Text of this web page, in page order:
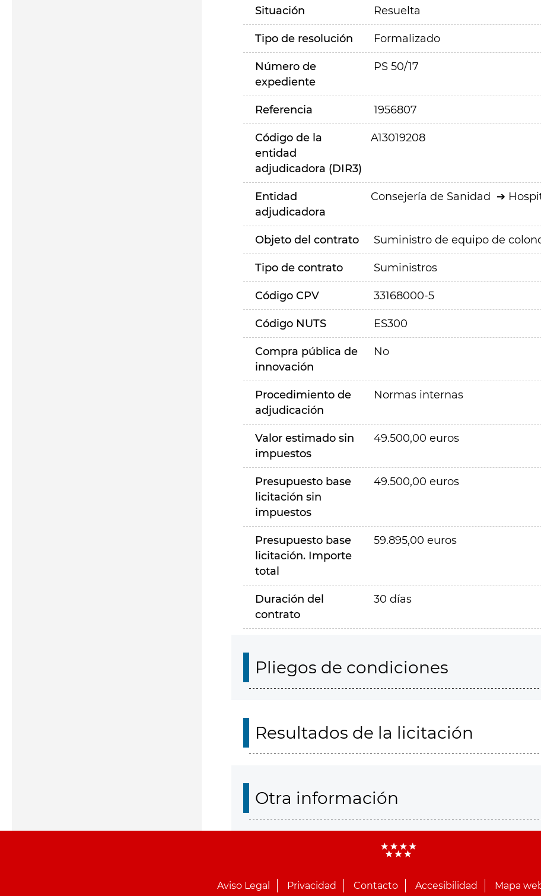
Situación Resuelta
Tipo de resolución Formalizado
Número de
expediente
PS 50/17
Referencia 1956807
Código de la
entidad
adjudicadora (DIR3)
A13019208
Entidad
adjudicadora
Consejería de Sanidad
Objeto del contrato Suministro de equipo de
Tipo de contrato Suministros
Código CPV 33168000-5
Código NUTS ES300
Compra pública de
innovación
No
Procedimiento de
adjudicación
Normas internas
Valor estimado sin
impuestos
49.500,00 euros
Presupuesto base
licitación sin
impuestos
49.500,00 euros
Presupuesto base
licitación. Importe
total
59.895,00 euros
Duración del
contrato
30 días
Pliegos de condiciones
Resultados de la licitación
Otra información
Aviso Legal Privacidad Contacto Accesibilidad Mapa